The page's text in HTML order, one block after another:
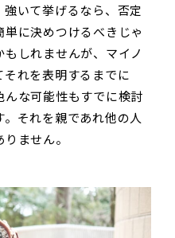
いて挙げるなら、否定
に決めつけるべきじゃ
しれませんが、マイノ
れを表明するまでに
な可能性もすでに検討
それを親であれ他の人
ません。